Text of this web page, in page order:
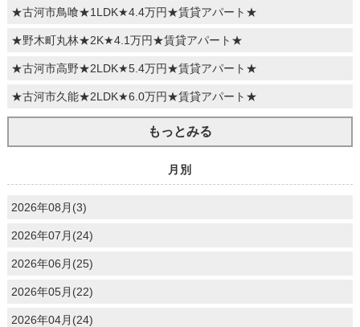
★古河市鳥喰★1LDK★4.4万円★賃貸アパート★
★野木町丸林★2K★4.1万円★賃貸アパート★
★古河市高野★2LDK★5.4万円★賃貸アパート★
★古河市久能★2LDK★6.0万円★賃貸アパート★
もっとみる
月別
2026年08月(3)
2026年07月(24)
2026年06月(25)
2026年05月(22)
2026年04月(24)